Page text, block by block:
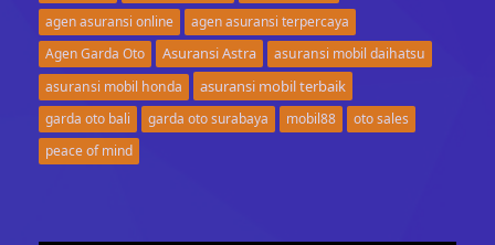
agen asuransi online
agen asuransi terpercaya
Agen Garda Oto
Asuransi Astra
asuransi mobil daihatsu
asuransi mobil honda
asuransi mobil terbaik
garda oto bali garda oto surabaya mobil88
oto sales
peace of mind